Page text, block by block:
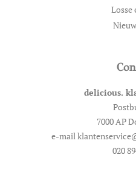
Losse
delicious.
7000 AP
e-mail
020